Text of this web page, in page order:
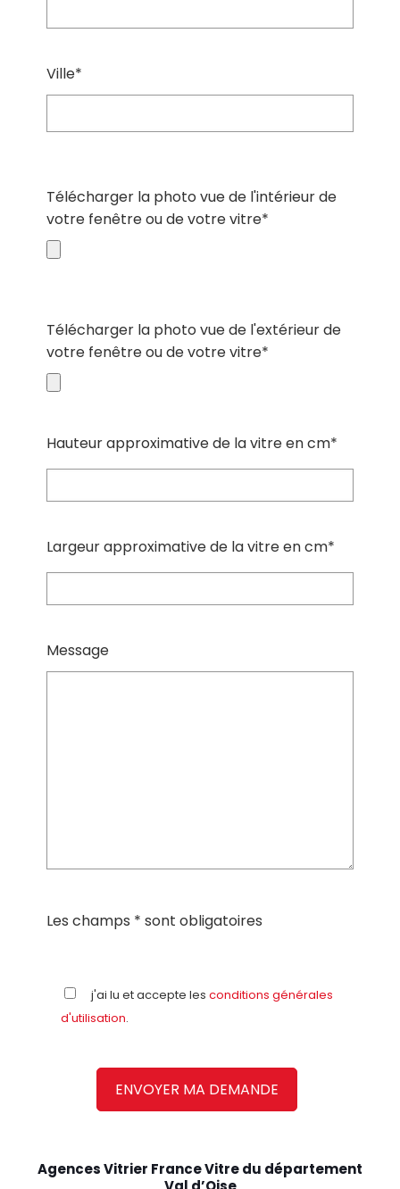
Ville*
Télécharger la photo vue de l'intérieur de
votre fenêtre ou de votre vitre*
Télécharger la photo vue de l'extérieur de
votre fenêtre ou de votre vitre*
Hauteur approximative de la vitre en cm*
Largeur approximative de la vitre en cm*
Message
Les champs * sont obligatoires
j'ai lu et accepte les conditions générales
d'utilisation.
Agences Vitrier France Vitre du département